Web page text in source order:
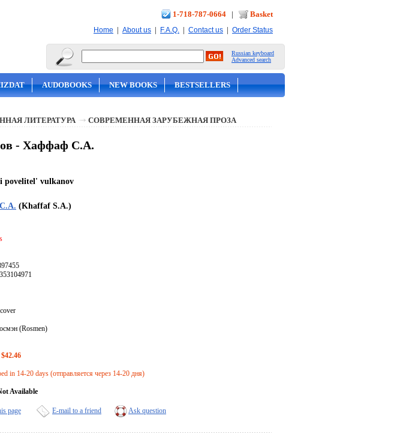
1-718-787-0664 | Basket
Home | About us | F.A.Q. | Contact us | Order Status
Russian keyboard
Advanced search
AUDOBOOKS NEW BOOKS BESTSELLERS
ЛИТЕРАТУРА СОВРЕМЕННАЯ ЗАРУБЕЖНАЯ ПРОЗА
- Хаффаф С.А.
povelitel' vulkanov
(Khaffaf S.A.)
(Rosmen)
$42.46
in 14-20 days (отправляется через 14-20 дня)
Available
page E-mail to a friend Ask question